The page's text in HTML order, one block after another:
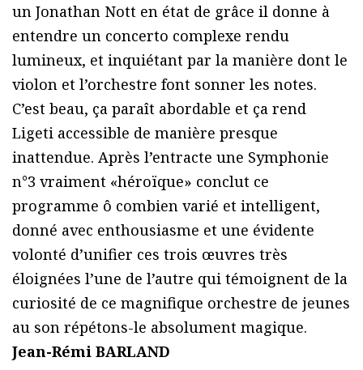
un Jonathan Nott en état de grâce il donne à
entendre un concerto complexe rendu
lumineux, et inquiétant par la manière dont le
violon et l’orchestre font sonner les notes.
C’est beau, ça paraît abordable et ça rend
Ligeti accessible de manière presque
inattendue. Après l’entracte une Symphonie
n°3 vraiment «héroïque» conclut ce
programme ô combien varié et intelligent,
donné avec enthousiasme et une évidente
volonté d’unifier ces trois œuvres très
éloignées l’une de l’autre qui témoignent de la
curiosité de ce magnifique orchestre de jeunes
au son répétons-le absolument magique.
Jean-Rémi BARLAND